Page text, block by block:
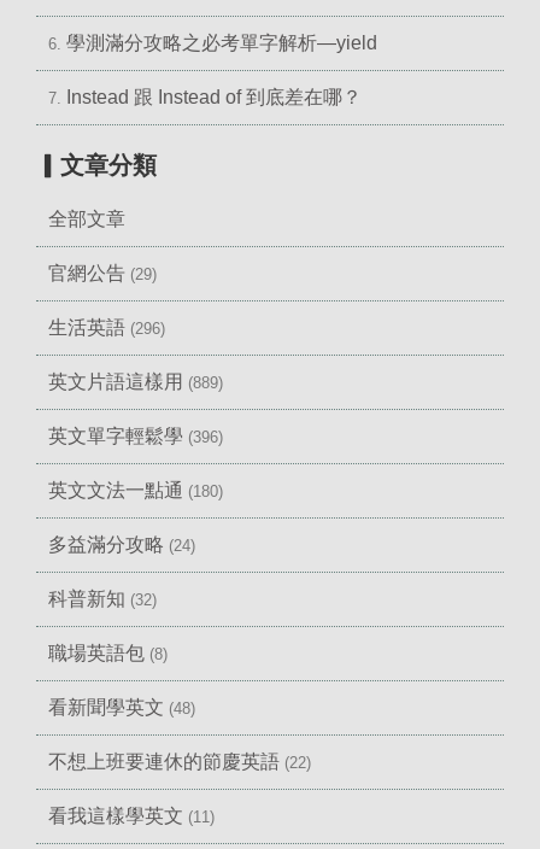
6. 學測滿分攻略之必考單字解析—yield
7. Instead 跟 Instead of 到底差在哪？
▎文章分類
全部文章
官網公告 (29)
生活英語 (296)
英文片語這樣用 (889)
英文單字輕鬆學 (396)
英文文法一點通 (180)
多益滿分攻略 (24)
科普新知 (32)
職場英語包 (8)
看新聞學英文 (48)
不想上班要連休的節慶英語 (22)
看我這樣學英文 (11)